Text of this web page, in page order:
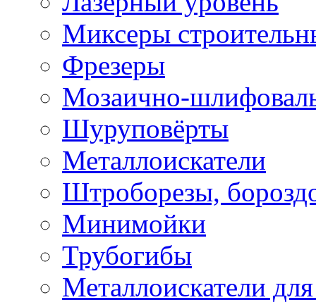
Миксеры
Фрезеры
Мозаично-
Шуруповёрты
Металлоискатели
Штроборезы,
Минимойки
Трубогибы
Металлоискатели